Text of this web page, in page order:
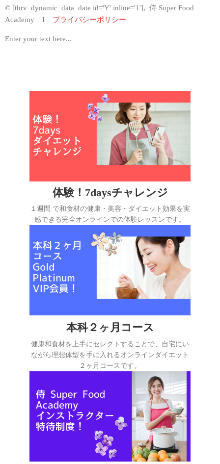
会社概要
© [thrv_dynamic_data_date id='Y' inline='1'], 侍 Super Food
Academy I プライバシーポリシー
Enter your text here...
体験！7daysチャレンジ
１週間 で和食材の健康・美容・ダイエット効果を実
感できる完全オンラインでの体験レッスンです。
本科２ヶ月コース
健康和食材を上手にセレクトすることで、自宅にい
ながら理想体型を手に入れるオンラインダイエット
２ヶ月コースです。